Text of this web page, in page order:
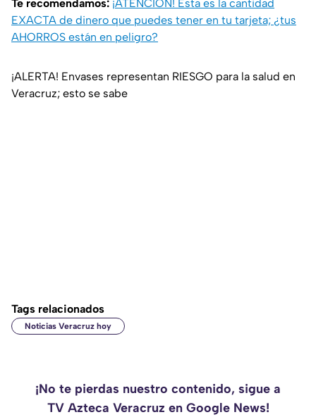
Te recomendamos: ¡ATENCIÓN! Esta es la cantidad
EXACTA de dinero que puedes tener en tu tarjeta; ¿tus
AHORROS están en peligro?
¡ALERTA! Envases representan RIESGO para la salud en
Veracruz; esto se sabe
Tags relacionados
Noticias Veracruz hoy
¡No te pierdas nuestro contenido, sigue a
TV Azteca Veracruz en Google News!